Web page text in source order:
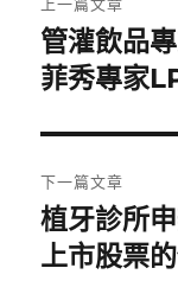
章
導
覽
上
一
文
章:
管灌飲品
菲秀專家
下一篇文章
下
一
植牙診所
上市股票